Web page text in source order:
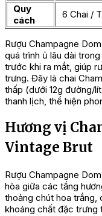
Quy
cách
6 Chai /
Rượu Champagne
quá trình ủ lâu dài
trước khi ra mắt, giúp
trưng. Đây là chai
thấp (dưới 12g đường/
thanh lịch, thể hiện
Hương vị
Vintage Brut
Rượu Champagne
hòa giữa các tầng
thoảng chút hoa trắng,
khoáng chất đặc trưng